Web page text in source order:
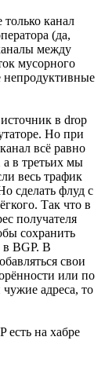
канал
(да,
между
мусорного
непродуктивные
в drop
Но при
всё равно
а в третьих мы
весь трафик
сделать флуд с
Так что в
получателя
сохранить
в BGP. В
свои
или по
адреса, то
есть на хабре